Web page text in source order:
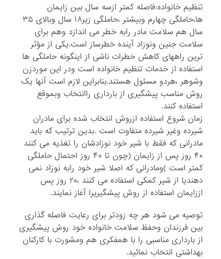
تنظیم خانواده:فاصله کمتر ازسه سال بین زایمان
ها،حاملگی چهارم وبیشتر ،حاملگی زیر۱۸ سال وبالای ۳۵
سال هم سلامت مادر رابه خطر می اندازد وهم برای
سلامت جنین ونوزاد آینده خطرساز است.یکی از مؤثر
ترین راههای کاهش خطرات ناشی از اینگونه حاملگی ها
استفاده از خدمات تنظیم خانواده است ودر این موردزن
وشوهر ،هردو مسئول هستند.بنابراین لازم است آنها یک
روش مناسب پیشگیری از بارداری راانتخاب وبموقع
استفاده کنند.
زمان شروع استفاده ازروش انتخاب شده برای مادران
شیرده وغیر شیرده متفاوت است .بدین ترتیب که باید
مادرانی که فقط با شیر خود نوزادشان را تغذیه می کنند
۴۰ روز پس از زایمان (چون تا ۴۰ روز احتمال حاملگی
کمتر است )ومادرانی که اصلا شیر خود رابه نوزاد نمی
دهندیا از شیر کمکی استفاده می کنند ،۲۰ روز پس
اززایمان استفاده از روش پیشگیریرا آغاز نمایند.
توصیه می شود هر چه زودتر برای رعایت فاصله گذاری
بین فرزندان وحفظ سلامت خانواده خود روش پیشگیری
از بارداری مناسبی را با همفکری هم ومشورت با کارکنان
بهداشتی انتخاب نمائید.